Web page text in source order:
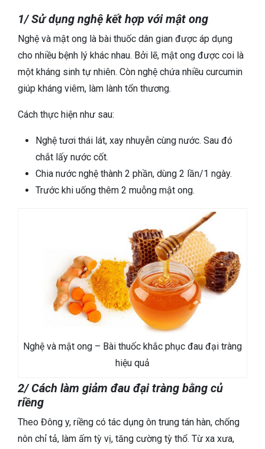
1/ Sử dụng nghệ kết hợp với mật ong
Nghệ và mật ong là bài thuốc dân gian được áp dụng
cho nhiều bệnh lý khác nhau. Bởi lẽ, mật ong được coi là
một kháng sinh tự nhiên. Còn nghệ chứa nhiều curcumin
giúp kháng viêm, làm lành tổn thương.
Cách thực hiện như sau:
Nghệ tươi thái lát, xay nhuyễn cùng nước. Sau đó
chắt lấy nước cốt.
Chia nước nghệ thành 2 phần, dùng 2 lần/1 ngày.
Trước khi uống thêm 2 muỗng mật ong.
Nghệ và mật ong – Bài thuốc khắc phục đau đại tràng
hiệu quả
2/ Cách làm giảm đau đại tràng bằng củ
riềng
Theo Đông y, riềng có tác dụng ôn trung tán hàn, chống
nôn chỉ tả, làm ấm tỳ vị, tăng cường tỳ thổ. Từ xa xưa,